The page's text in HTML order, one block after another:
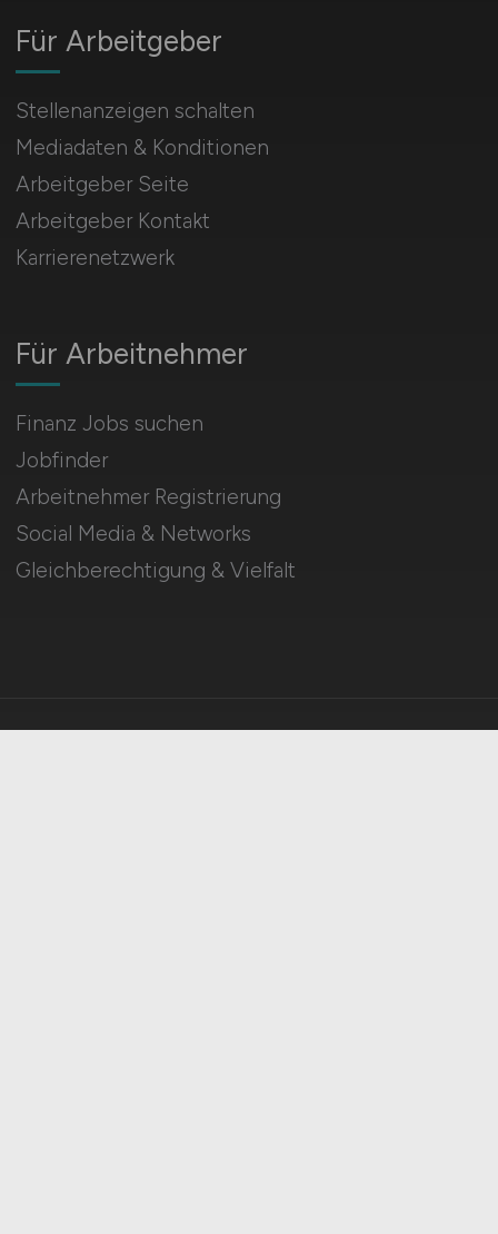
Für Arbeitnehmer
Finanz Jobs suchen
Jobfinder
Arbeitnehmer Registrierung
Social Media & Networks
Gleichberechtigung & Vielfalt
Für Arbeitgeber
Stellenanzeigen schalten
Mediadaten & Konditionen
Arbeitgeber Seite
Arbeitgeber Kontakt
Karrierenetzwerk